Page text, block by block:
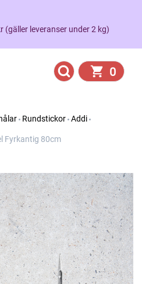
(gäller leveranser under 2 kg)
0
Rundstickor Addi
Fyrkantig 80cm